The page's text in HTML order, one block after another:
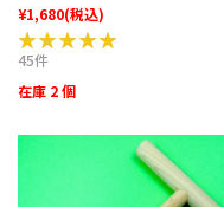
¥1,680(税込)
★★★★★
★★★★★
45件
在庫 2 個